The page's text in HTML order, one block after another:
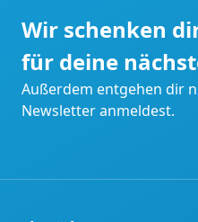
Wir schenken
für deine
Außerdem entgehen dir
Newsletter anmeldest.